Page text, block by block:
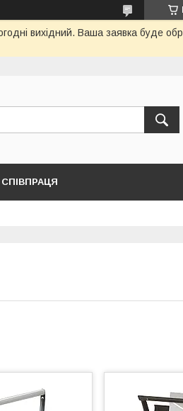
вихідний. Ваша заявка буде
СПІВПРАЦЯ